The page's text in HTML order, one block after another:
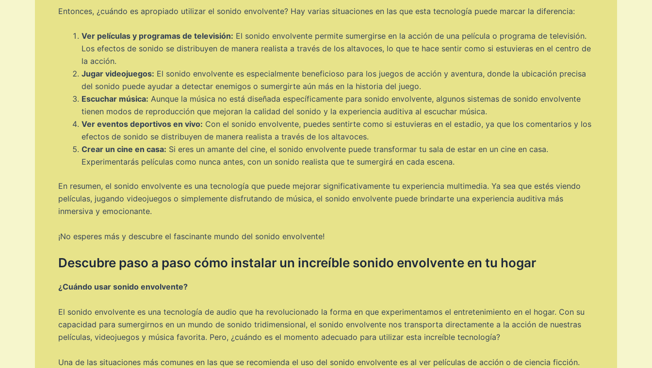
Entonces, ¿cuándo es apropiado utilizar el sonido envolvente? Hay varias situaciones en las que esta tecnología puede marcar la diferencia:
Ver películas y programas de televisión: El sonido envolvente permite sumergirse en la acción de una película o programa de televisión.
Los efectos de sonido se distribuyen de manera realista a través de los altavoces, lo que te hace sentir como si estuvieras en el centro de
la acción.
Jugar videojuegos: El sonido envolvente es especialmente beneficioso para los juegos de acción y aventura, donde la ubicación precisa
del sonido puede ayudar a detectar enemigos o sumergirte aún más en la historia del juego.
Escuchar música: Aunque la música no está diseñada específicamente para sonido envolvente, algunos sistemas de sonido envolvente
tienen modos de reproducción que mejoran la calidad del sonido y la experiencia auditiva al escuchar música.
Ver eventos deportivos en vivo: Con el sonido envolvente, puedes sentirte como si estuvieras en el estadio, ya que los comentarios y los
efectos de sonido se distribuyen de manera realista a través de los altavoces.
Crear un cine en casa: Si eres un amante del cine, el sonido envolvente puede transformar tu sala de estar en un cine en casa.
Experimentarás películas como nunca antes, con un sonido realista que te sumergirá en cada escena.
En resumen, el sonido envolvente es una tecnología que puede mejorar significativamente tu experiencia multimedia. Ya sea que estés viendo
películas, jugando videojuegos o simplemente disfrutando de música, el sonido envolvente puede brindarte una experiencia auditiva más
inmersiva y emocionante.
¡No esperes más y descubre el fascinante mundo del sonido envolvente!
Descubre paso a paso cómo instalar un increíble sonido envolvente en tu hogar
¿Cuándo usar sonido envolvente?
El sonido envolvente es una tecnología de audio que ha revolucionado la forma en que experimentamos el entretenimiento en el hogar. Con su
capacidad para sumergirnos en un mundo de sonido tridimensional, el sonido envolvente nos transporta directamente a la acción de nuestras
películas, videojuegos y música favorita. Pero, ¿cuándo es el momento adecuado para utilizar esta increíble tecnología?
Una de las situaciones más comunes en las que se recomienda el uso del sonido envolvente es al ver películas de acción o de ciencia ficción.